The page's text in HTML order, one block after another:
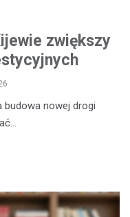
zwiększy
budowa nowej drogi